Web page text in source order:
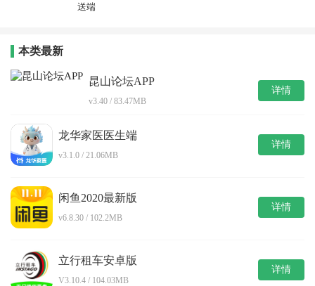
送端
本类最新
昆山论坛APP
v3.40 / 83.47MB
详情
龙华家医医生端
v3.1.0 / 21.06MB
详情
闲鱼2020最新版
v6.8.30 / 102.2MB
详情
立行租车安卓版
V3.10.4 / 104.03MB
详情